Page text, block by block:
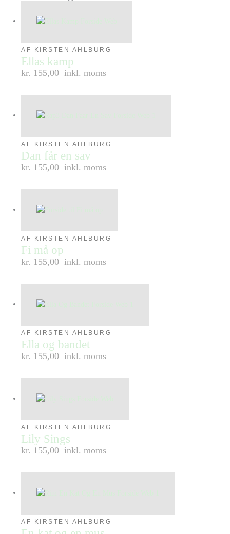
AF KIRSTEN AHLBURG
Ellas kamp
kr. 155,00 inkl. moms
AF KIRSTEN AHLBURG
Dan får en sav
kr. 155,00 inkl. moms
AF KIRSTEN AHLBURG
Fi må op
kr. 155,00 inkl. moms
AF KIRSTEN AHLBURG
Ella og bandet
kr. 155,00 inkl. moms
AF KIRSTEN AHLBURG
Lily Sings
kr. 155,00 inkl. moms
AF KIRSTEN AHLBURG